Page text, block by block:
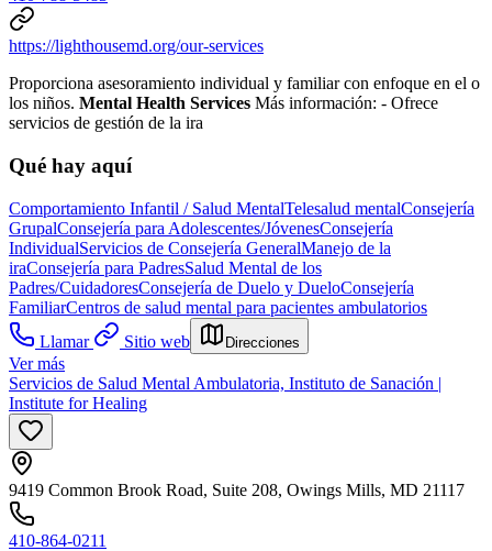
https://lighthousemd.org/our-services
Proporciona asesoramiento individual y familiar con enfoque en el o
los niños. Mental Health Services Más información: - Ofrece
servicios de gestión de la ira
Qué hay aquí
Comportamiento Infantil / Salud MentalTelesalud mentalConsejería
GrupalConsejería para Adolescentes/JóvenesConsejería
IndividualServicios de Consejería GeneralManejo de la
iraConsejería para PadresSalud Mental de los
Padres/CuidadoresConsejería de Duelo y DueloConsejería
FamiliarCentros de salud mental para pacientes ambulatorios
Llamar
Sitio web Direcciones
Ver más
Servicios de Salud Mental Ambulatoria, Instituto de Sanación |
Institute for Healing
9419 Common Brook Road, Suite 208, Owings Mills, MD 21117
410-864-0211